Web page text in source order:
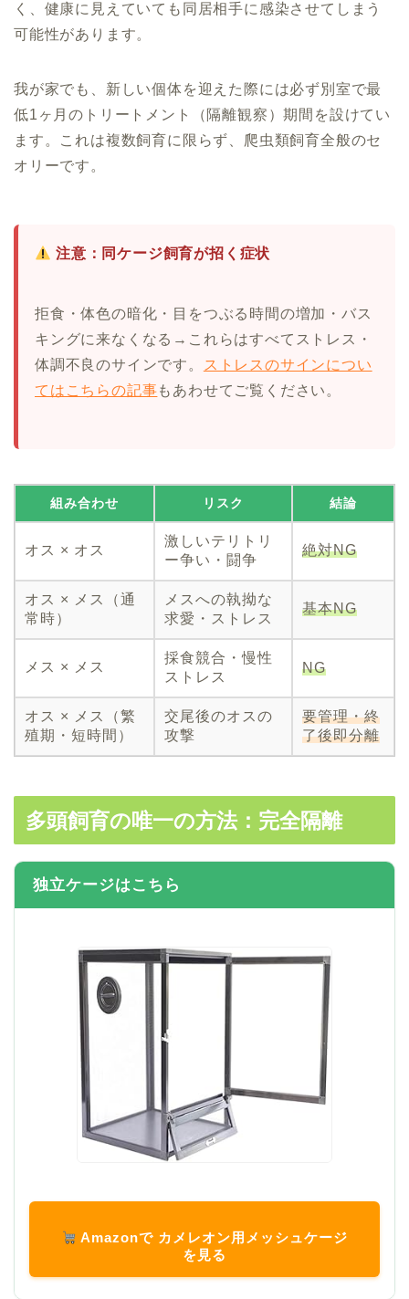
く、健康に見えていても同居相手に感染させてしまう
可能性があります。
我が家でも、新しい個体を迎えた際には必ず別室で最
低1ヶ月のトリートメント（隔離観察）期間を設けてい
ます。これは複数飼育に限らず、爬虫類飼育全般のセ
オリーです。
注意：同ケージ飼育が招く症状
拒食・体色の暗化・目をつぶる時間の増加・バス
キングに来なくなる→これらはすべてストレス・
体調不良のサインです。 ストレスのサインについ
てはこちらの記事もあわせてご覧ください。
組み合わせ リスク 結論
オス × オス
激しいテリトリ
ー争い・闘争
絶対NG
オス × メス（通
常時）
メスへの執拗な
求愛・ストレス
基本NG
メス × メス
採食競合・慢性
ストレス
NG
オス × メス（繁
殖期・短時間）
交尾後のオスの
攻撃
要管理・終
了後即分離
多頭飼育の唯一の方法：完全隔離
独立ケージはこちら
Amazonで カメレオン用メッシュケージ
を見る